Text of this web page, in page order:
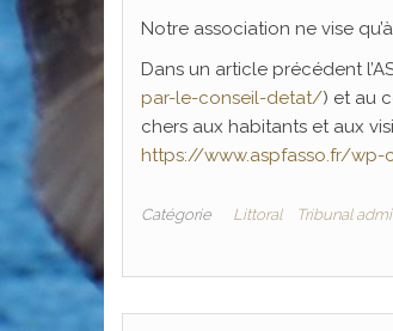
Notre association ne vise
Dans un article précédent
par-le-conseil-detat/) et au
chers aux habitants et aux
https://www.aspfasso.fr/wp-
Catégorie Littoral Tribunal